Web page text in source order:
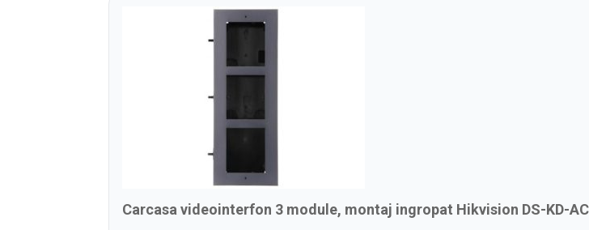
Carcasa videointerfon 3 module, montaj ingropat Hikvision DS-KD-